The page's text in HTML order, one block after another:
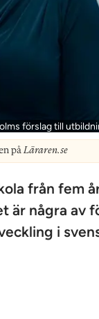
förslag till
påLäraren.se
från fem
är några av
i